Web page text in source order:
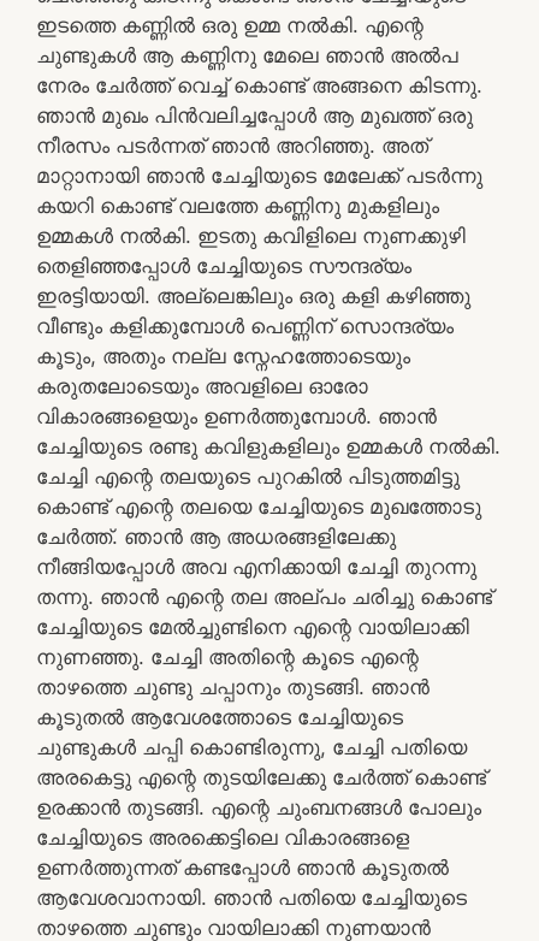
ഇടത്തെ കണ്ണിൽ ഒരു ഉമ്മ നൽകി. എന്റെ
ചുണ്ടുകൾ ആ കണ്ണിനു മേലെ ഞാൻ അൽപ
നേരം ചേർത്ത് വെച്ച് കൊണ്ട് അങ്ങനെ കിടന്നു.
ഞാൻ മുഖം പിൻവലിച്ചപ്പോൾ ആ മുഖത്ത് ഒരു
നീരസം പടർന്നത് ഞാൻ അറിഞ്ഞു. അത്
മാറ്റാനായി ഞാൻ ചേച്ചിയുടെ മേലേക്ക് പടർന്നു
കയറി കൊണ്ട് വലത്തേ കണ്ണിനു മുകളിലും
ഉമ്മകൾ നൽകി. ഇടതു കവിളിലെ നുണക്കുഴി
തെളിഞ്ഞപ്പോൾ ചേച്ചിയുടെ സൗന്ദര്യം
ഇരട്ടിയായി. അല്ലെങ്കിലും ഒരു കളി കഴിഞ്ഞു
വീണ്ടും കളിക്കുമ്പോൾ പെണ്ണിന് സൊന്ദര്യം
കൂടും, അതും നല്ല സ്നേഹത്തോടെയും
കരുതലോടെയും അവളിലെ ഓരോ
വികാരങ്ങളെയും ഉണർത്തുമ്പോൾ. ഞാൻ
ചേച്ചിയുടെ രണ്ടു കവിളുകളിലും ഉമ്മകൾ നൽകി.
ചേച്ചി എന്റെ തലയുടെ പുറകിൽ പിടുത്തമിട്ടു
കൊണ്ട് എന്റെ തലയെ ചേച്ചിയുടെ മുഖത്തോടു
ചേർത്ത്. ഞാൻ ആ അധരങ്ങളിലേക്കു
നീങ്ങിയപ്പോൾ അവ എനിക്കായി ചേച്ചി തുറന്നു
തന്നു. ഞാൻ എന്റെ തല അല്പം ചരിച്ചു കൊണ്ട്
ചേച്ചിയുടെ മേൽച്ചുണ്ടിനെ എന്റെ വായിലാക്കി
നുണഞ്ഞു. ചേച്ചി അതിന്റെ കൂടെ എന്റെ
താഴത്തെ ചുണ്ടു ചപ്പാനും തുടങ്ങി. ഞാൻ
കൂടുതൽ ആവേശത്തോടെ ചേച്ചിയുടെ
ചുണ്ടുകൾ ചപ്പി കൊണ്ടിരുന്നു, ചേച്ചി പതിയെ
അരകെട്ടു എന്റെ തുടയിലേക്കു ചേർത്ത് കൊണ്ട്
ഉരക്കാൻ തുടങ്ങി. എന്റെ ചുംബനങ്ങൾ പോലും
ചേച്ചിയുടെ അരക്കെട്ടിലെ വികാരങ്ങളെ
ഉണർത്തുന്നത് കണ്ടപ്പോൾ ഞാൻ കൂടുതൽ
ആവേശവാനായി. ഞാൻ പതിയെ ചേച്ചിയുടെ
താഴത്തെ ചുണ്ടും വായിലാക്കി നുണയാൻ